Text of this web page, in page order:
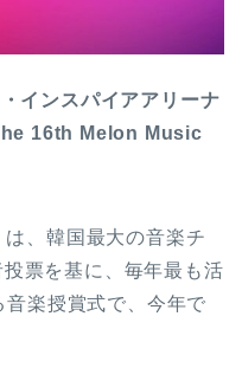
インスパイアアリーナ
16th Melon Music
、韓国最大の音楽チ
票を基に、毎年最も活
楽授賞式で、今年で